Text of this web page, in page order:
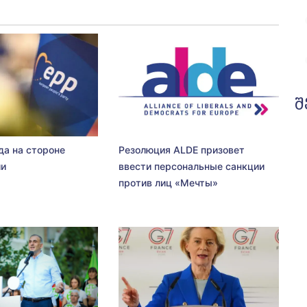
на стороне
Резолюция ALDE призовет
ввести персональные санкции
против лиц «Мечты»